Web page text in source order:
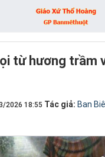
từ hương trầm
2026 18:55 Tác giả: Ban